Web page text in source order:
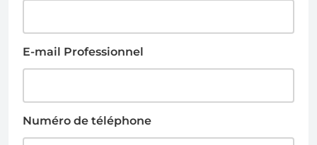
E-mail Professionnel
Numéro de téléphone